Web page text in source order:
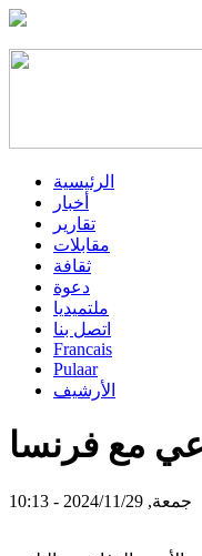
الرئيسية
أخبار
تقارير
مقابلات
ثقافة
دعوة
ملتميديا
اتصل بنا
Francais
Pulaar
الأرشيف
مع فرنسا
جمعة, 2024/11/29 - 10:13